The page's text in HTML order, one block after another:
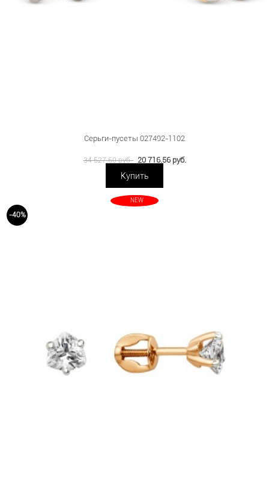
Серьги-пусеты 027492-1102
34 527.60 руб. 20 716.56 руб.
Купить
-40%
NEW